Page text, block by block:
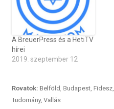
A BreuerPress és a HetiTV
hírei
2019. szeptember 12
Rovatok: Belföld, Budapest, Fidesz,
Tudomány, Vallás